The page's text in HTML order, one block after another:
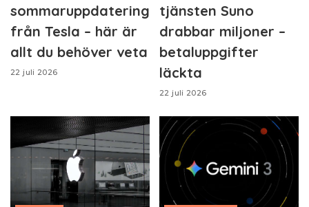
sommaruppdatering
från Tesla – här är
allt du behöver veta
22 juli 2026
tjänsten Suno
drabbar miljoner –
betaluppgifter
läckta
22 juli 2026